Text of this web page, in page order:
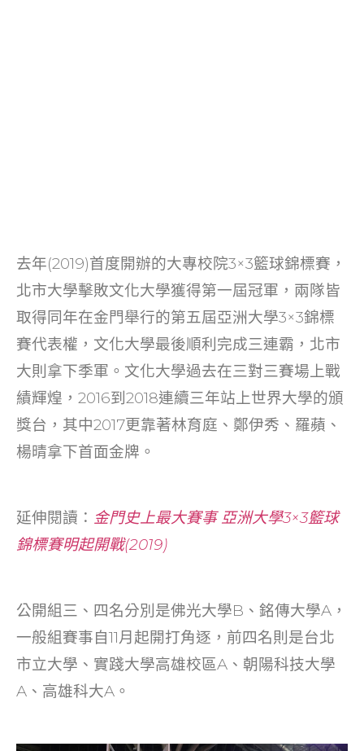
去年(2019)首度開辦的大專校院3×3籃球錦標賽，
北市大學擊敗文化大學獲得第一屆冠軍，兩隊皆
取得同年在金門舉行的第五屆亞洲大學3×3錦標
賽代表權，文化大學最後順利完成三連霸，北市
大則拿下季軍。文化大學過去在三對三賽場上戰
績輝煌，2016到2018連續三年站上世界大學的頒
獎台，其中2017更靠著林育庭、鄭伊秀、羅蘋、
楊晴拿下首面金牌。
延伸閱讀： 金門史上最大賽事 亞洲大學3×3籃球
錦標賽明起開戰(2019)
公開組三、四名分別是佛光大學B、銘傳大學A，
一般組賽事自11月起開打角逐，前四名則是台北
市立大學、實踐大學高雄校區A、朝陽科技大學
A、高雄科大A。